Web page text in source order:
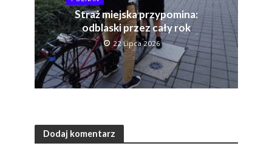
Straż miejska przypomina:
odblaski przez cały rok
22 Lipca 2026
Dodaj komentarz